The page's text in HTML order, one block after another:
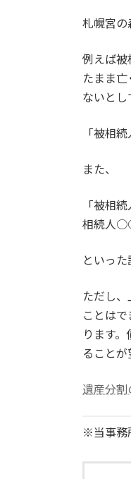
札幌宮の
例えば被
たまま
ないとし
「被相
また、
「被相
相続人
といった
ただし
ことは
ります
ることが
遺産分
※当事務